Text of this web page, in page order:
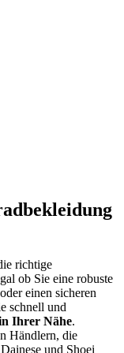
richtige
ob Sie eine robuste
einen sicheren
schnell und
Ihrer Nähe.
Händlern, die
und Shoei